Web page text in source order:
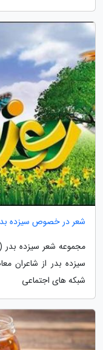
شعر در خصوص سیزده
مجموعه شعر سیزده
سیزده بدر از شاعران
شبکه های اجتماعی